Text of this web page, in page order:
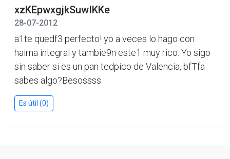
xzKEpwxgjkSuwIKKe
28-07-2012
a1te quedf3 perfecto! yo a veces lo hago con
hairna integral y tambie9n este1 muy rico. Yo sigo
sin saber si es un pan tedpico de Valencia, bfTfa
sabes algo?Besossss
Es útil (0)